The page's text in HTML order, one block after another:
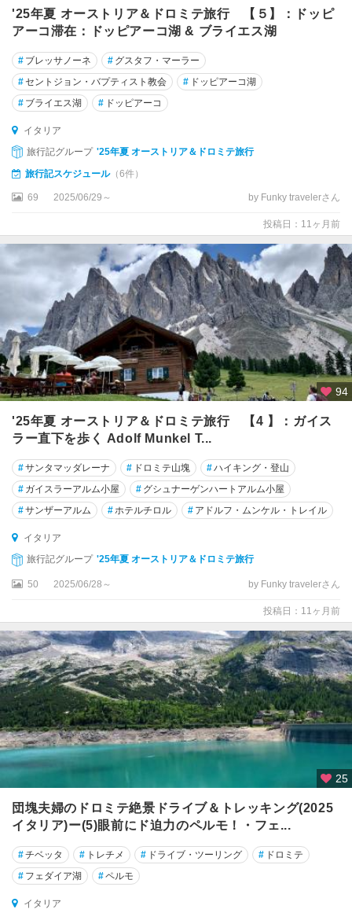
バ
ジ
カ
ー
タ
州
バ
サ
ー
ル
グ
バ
ー
リ
エ
ス
ト
ゥ
ム
ド
ヴ
ァ
マ
ビ
エ
ス
テ
ビ
ボ
バ
レ
チ
ア
'25年夏 オーストリア＆ドロミテ旅行 【５】：ドッピ
アーコ滞在：ドッピアーコ湖 & ブライエス湖
# ブレッサノーネ # グスタフ・マーラー
#セントジョン・バプティスト教会 # ドッピアーコ湖
# ブライエス湖 # ドッピアーコ
イタリア
旅行記グループ '25年夏 オーストリア＆ドロミテ旅行
旅行記スケジュール（6件）
69 2025/06/29～ by Funky travelerさん
投稿日：11ヶ月前
94
'25年夏 オーストリア＆ドロミテ旅行 【4 】：ガイス
ラー直下を歩く Adolf Munkel T...
#サンタマッダレーナ # ドロミテ山塊 #ハイキング・登山
# ガイスラーアルム小屋 # グシュナーゲンハートアルム小屋
#サンザーアルム #ホテルチロル # アドルフ・ムンケル・トレイル
イタリア
旅行記グループ '25年夏 オーストリア＆ドロミテ旅行
50 2025/06/28～ by Funky travelerさん
投稿日：11ヶ月前
25
団塊夫婦のドロミテ絶景ドライブ＆トレッキング(2025
イタリア)ー(5)眼前にド迫力のペルモ！・フェ...
#チベッタ # トレチメ # ドライブ・ツーリング # ドロミテ
# フェダイア湖 #ペルモ
イタリア